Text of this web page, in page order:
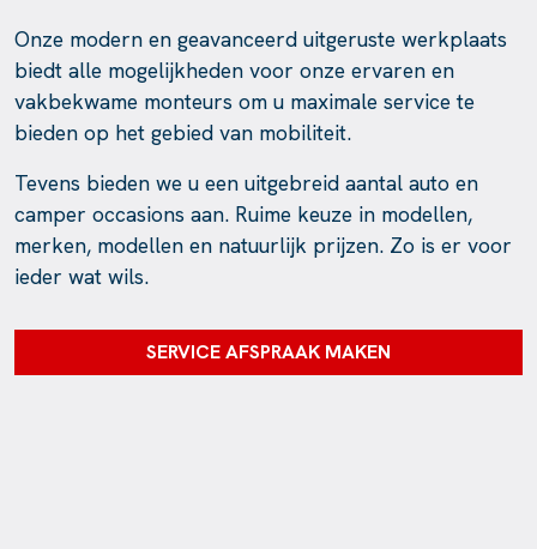
Onze modern en geavanceerd uitgeruste werkplaats
biedt alle mogelijkheden voor onze ervaren en
vakbekwame monteurs om u maximale service te
bieden op het gebied van mobiliteit.
Tevens bieden we u een uitgebreid aantal auto en
camper occasions aan. Ruime keuze in modellen,
merken, modellen en natuurlijk prijzen. Zo is er voor
ieder wat wils.
SERVICE AFSPRAAK MAKEN